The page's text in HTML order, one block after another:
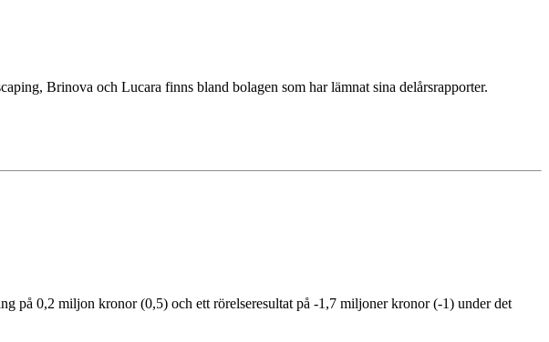
Brinova och Lucara finns bland bolagen som har lämnat sina delårsrapporter.
på 0,2 miljon kronor (0,5) och ett rörelseresultat på -1,7 miljoner kronor (-1) under det